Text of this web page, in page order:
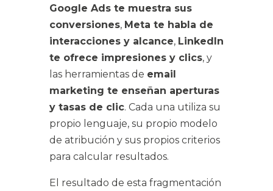
Google Ads te muestra sus
conversiones, Meta te habla de
interacciones y alcance, LinkedIn
te ofrece impresiones y clics, y
las herramientas de email
marketing te enseñan aperturas
y tasas de clic. Cada una utiliza su
propio lenguaje, su propio modelo
de atribución y sus propios criterios
para calcular resultados.
El resultado de esta fragmentación